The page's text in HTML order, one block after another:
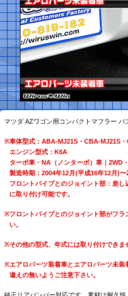
マツダ AZワゴン用コンパクトマフラー バ
※車体型式：ABA-MJ21S・CBA-MJ21S
エンジン型式：K6A
ターボ車・NA（ノンターボ）車｜2WD
製造時期：2004年12月(平成16年12月)
フロントパイプとのジョイント部：差し
に取り付け可能です。
※フロントパイプとのジョイント部がフ
い。
※その他の型式、年式には取り付けできま
※エアロパーツ装着車とエアロパーツ未
違えの無いようご注意下さい。